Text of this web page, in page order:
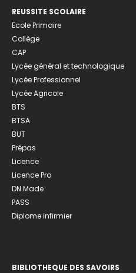
REUSSITE SCOLAIRE
Ecole Primaire
Collège
CAP
Lycée général et technologique
Lycée Professionnel
Lycée Agricole
BTS
BTSA
BUT
Prépas
Licence
Licence Pro
DN Made
PASS
Diplome infirmier
BIBLIOTHEQUE DES SAVOIRS